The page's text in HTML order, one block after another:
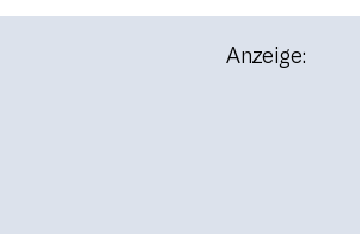
Anzeige: